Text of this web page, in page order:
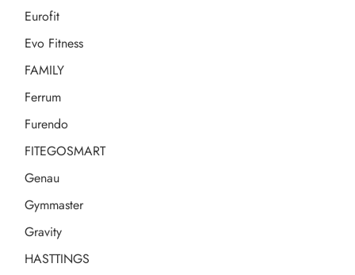
Eurofit
Evo Fitness
FAMILY
Ferrum
Furendo
FITEGOSMART
Genau
Gymmaster
Gravity
HASTTINGS